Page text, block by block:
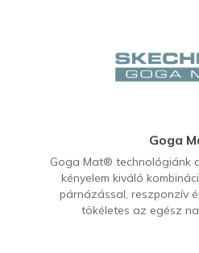
Goga
Goga Mat® technológiánk
kényelem kiváló
párnázással, reszponzív
tökéletes az egész